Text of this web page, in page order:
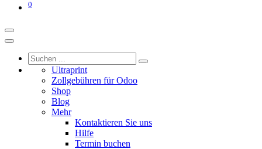
0
Ultraprint
Zollgebühren für Odoo
Shop
Blog
Mehr
Kontaktieren Sie uns
Hilfe
Termin buchen